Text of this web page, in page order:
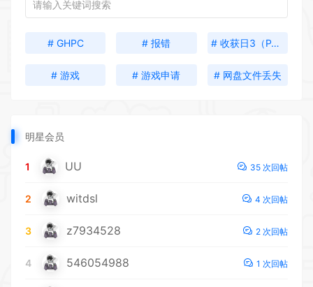
# GHPC # 报错 # 收获日3（PAY DAY 3）
# 游戏 # 游戏申请 # 网盘文件丢失
明星会员
1 UU 35 次回帖
2 witdsl 4 次回帖
3 z7934528 2 次回帖
4 546054988 1 次回帖